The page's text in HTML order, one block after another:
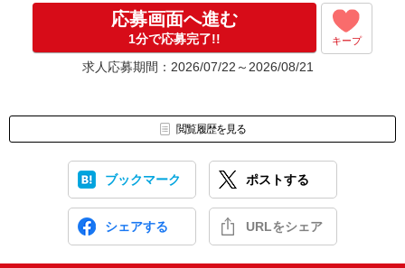
採用！
応募から採用までは早ければ2〜3週間程度です。
面接日のご希望によっては1ヶ月程度かかる場合もあります。
応募画面へ進む
1分で応募完了!! キープ
求人応募期間：2026/07/22～2026/08/21
閲覧履歴を見る
ブックマーク ポストする
シェアする URLをシェア